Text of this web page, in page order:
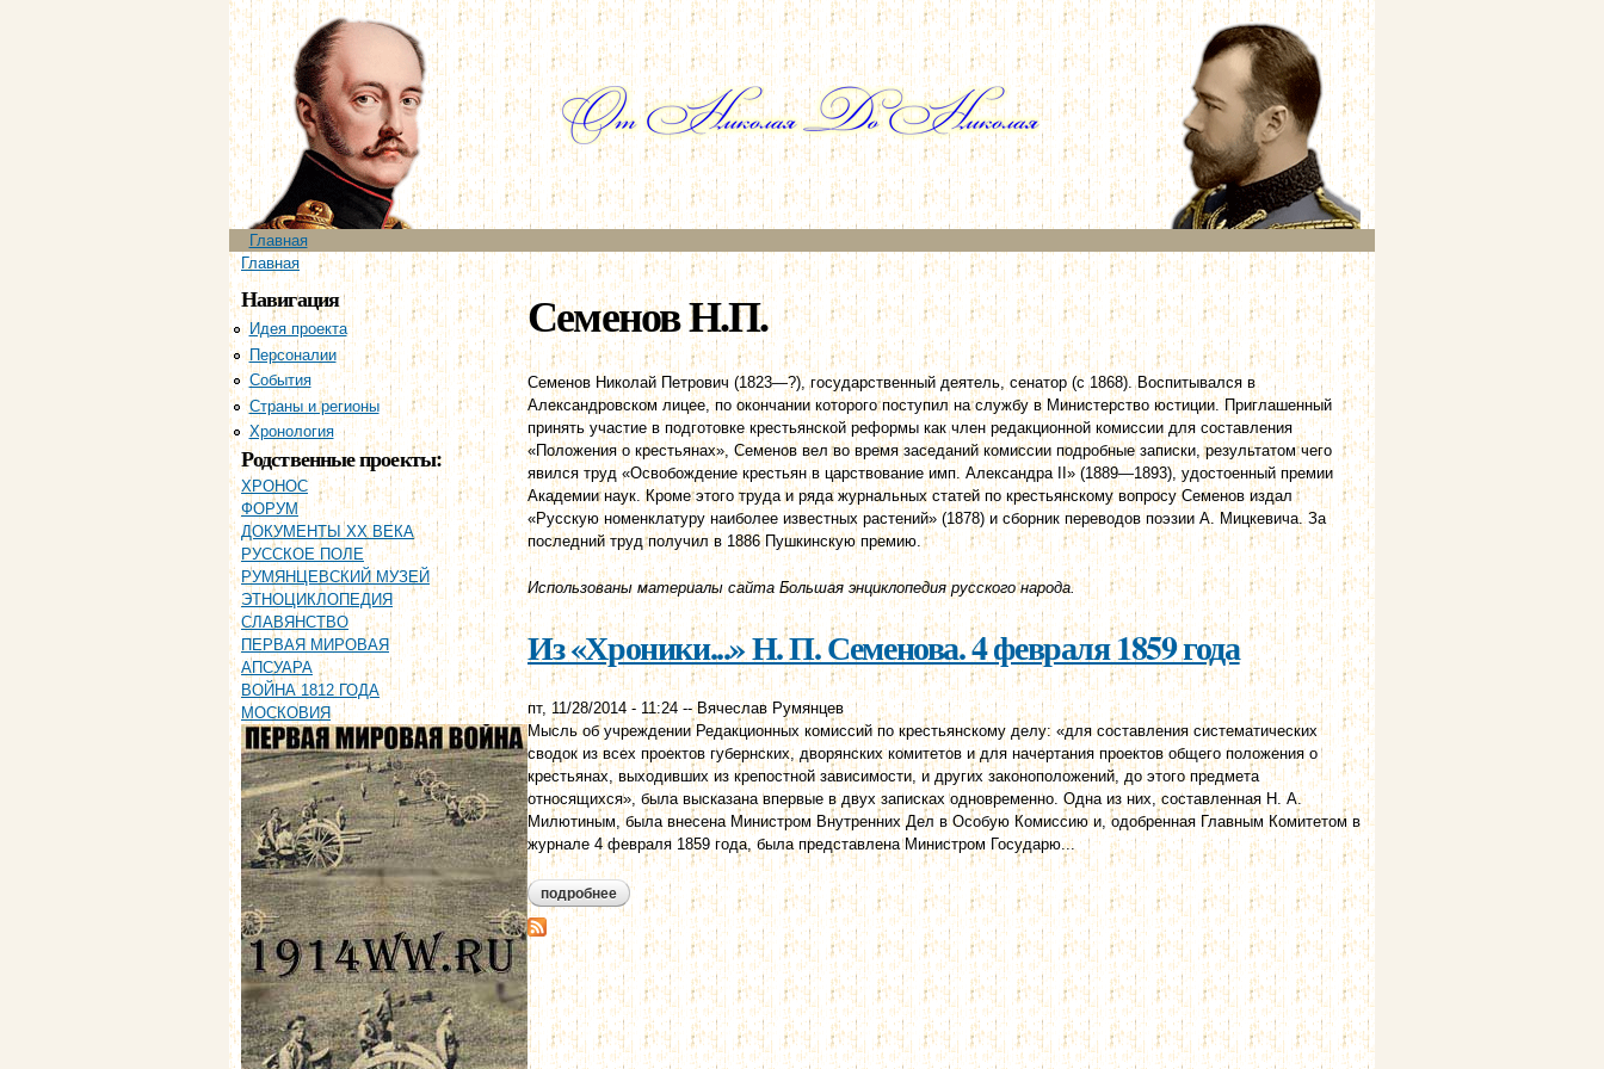
Перейти к
основному
содержанию
Главное меню
Главная
Вы здесь
Главная
Навигация
Идея проекта
Персоналии
События
Страны и регионы
Хронология
Родственные проекты:
ХРОНОС
ФОРУМ
ДОКУМЕНТЫ XX ВЕКА
РУССКОЕ ПОЛЕ
РУМЯНЦЕВСКИЙ МУЗЕЙ
ЭТНОЦИКЛОПЕДИЯ
СЛАВЯНСТВО
ПЕРВАЯ МИРОВАЯ
АПСУАРА
ВОЙНА 1812 ГОДА
МОСКОВИЯ
Семенов Н.П.
Семенов Николай Петрович (1823—?), государственный деятель, сенатор (с 1868). Воспитывался в
Александровском лицее, по окончании которого поступил на службу в Министерство юстиции. Приглашенный
принять участие в подготовке крестьянской реформы как член редакционной комиссии для составления
«Положения о крестьянах», Семенов вел во время заседаний комиссии подробные записки, результатом чего
явился труд «Освобождение крестьян в царствование имп. Александра II» (1889—1893), удостоенный премии
Академии наук. Кроме этого труда и ряда журнальных статей по крестьянскому вопросу Семенов издал
«Русскую номенклатуру наиболее известных растений» (1878) и сборник переводов поэзии А. Мицкевича. За
последний труд получил в 1886 Пушкинскую премию.
Использованы материалы сайта Большая энциклопедия русского народа.
Из «Хроники...» Н. П. Семенова. 4 февраля 1859 года
пт, 11/28/2014 - 11:24--Вячеслав Румянцев
Мысль об учреждении Редакционных комиссий по крестьянскому делу: «для составления систематических
сводок из всех проектов губернских, дворянских комитетов и для начертания проектов общего положения о
крестьянах, выходивших из крепостной зависимости, и других законоположений, до этого предмета
относящихся», была высказана впервые в двух записках одновременно. Одна из них, составленная Н. А.
Милютиным, была внесена Министром Внутренних Дел в Особую Комиссию и, одобренная Главным Комитетом в
журнале 4 февраля 1859 года, была представлена Министром Государю...
подробнее о из «хроники...» н. п. семенова. 4 февраля 1859 года